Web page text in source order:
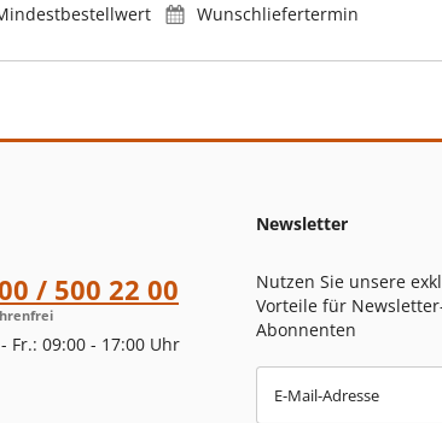
Wunschliefertermin
/ 500 22 00
Fr.: 09:00 - 17:00 Uhr
Newsletter
Nutzen Sie unsere
Vorteile für
Abonnenten
E-Mail-Adresse